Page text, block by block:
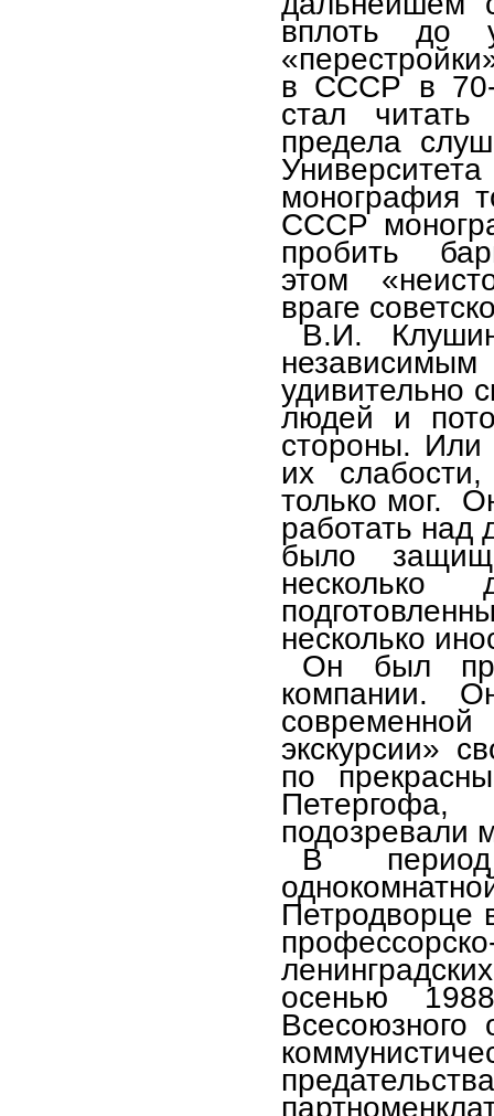
вплоть до
в СССР в 70-
стал
предела
монография
СССР
пробить
этом
враге
В.И.
удивительно
людей и
стороны.
их
только мог.
работать над
было
несколько
несколько
Он был
компании.
экскурсии»
по
подозревали
В
Петродворце
осенью